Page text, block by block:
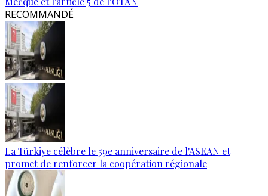
RECOMMANDÉ
La Türkiye célèbre le 59e anniversaire de l'ASEAN et
promet de renforcer la coopération régionale